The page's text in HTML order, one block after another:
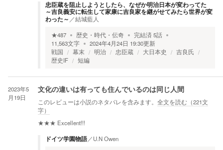
忠臣蔵を阻止しようとしたら、なぜか明治日本が変わってた
～吉良義安に転生して家康に吉良家を継がせてみたら世界が変
わった～ ／結城藍人
★487 歴史・時代・伝奇 完結済5話
11,563文字 2024年4月24日 19:30更新
戦国
幕末 明治 忠臣蔵 大日本史
吉良氏
歴史IF
短編
2023年5
月19日
文化の違いは有っても住んでいるのは同じ人間
このレビューは小説のネタバレを含みます。 全文を読む（221文
字）
★★★ Excellent!!!
ドイツ学園物語／U.N Owen